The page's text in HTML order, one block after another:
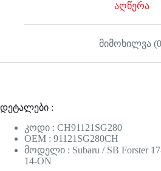
აღწერა
მიმოხილვა
დეტალები :
კოდი : CH91121SG280
OEM : 91121SG280CH
მოდელი : Subaru / SB Forster
14-ON